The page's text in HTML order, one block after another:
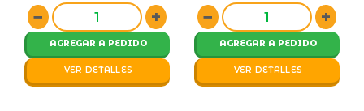
− +
AGREGAR A PEDIDO
VER DETALLES
− +
AGREGAR A PEDIDO
VER DETALLES